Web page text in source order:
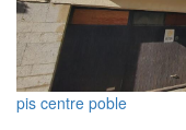
pis centre poble